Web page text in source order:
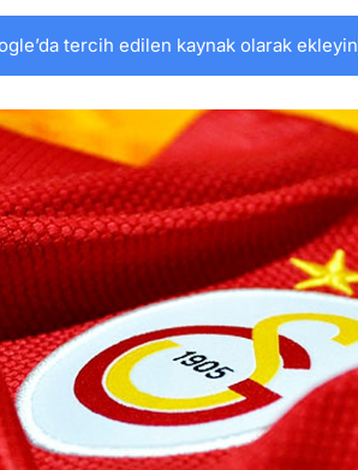
tercih edilen kaynak olarak ekleyin